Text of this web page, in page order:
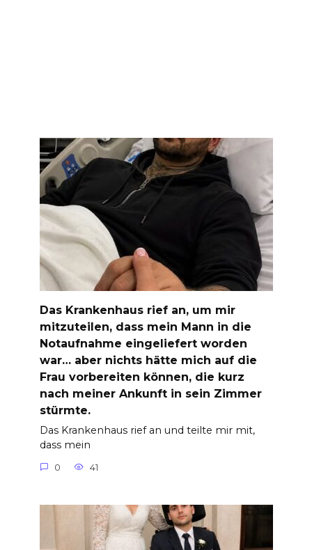
Das Krankenhaus rief an, um mir
mitzuteilen, dass mein Mann in die
Notaufnahme eingeliefert worden
war… aber nichts hätte mich auf die
Frau vorbereiten können, die kurz
nach meiner Ankunft in sein Zimmer
stürmte.
Das Krankenhaus rief an und teilte mir mit,
dass mein
0 41